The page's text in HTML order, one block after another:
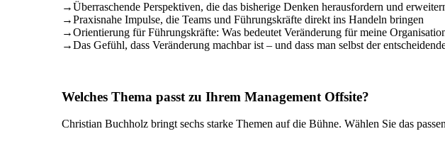
→Überraschende Perspektiven, die das bisherige Denken herausfordern und
→Praxisnahe Impulse, die Teams und Führungskräfte direkt ins Handeln bringen
→Orientierung für Führungskräfte: Was bedeutet Veränderung für meine
→Das Gefühl, dass Veränderung machbar ist – und dass man selbst der
Welches Thema passt zu Ihrem Management Offsite?
Christian Buchholz bringt sechs starke Themen auf die Bühne. Wählen Sie das